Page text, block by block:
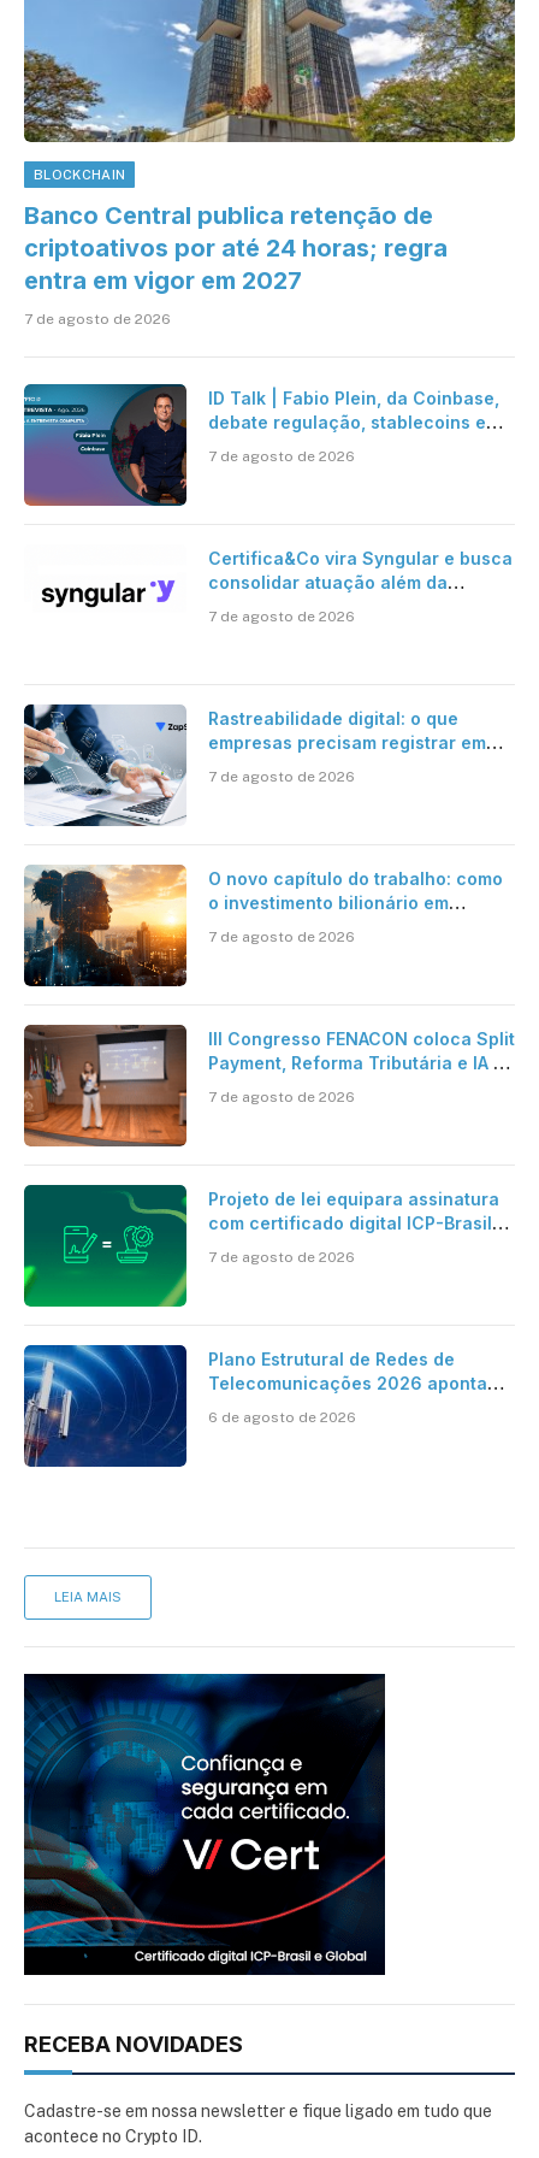
BLOCKCHAIN
Banco Central publica retenção de
criptoativos por até 24 horas; regra
entra em vigor em 2027
7 de agosto de 2026
ID Talk | Fabio Plein, da Coinbase,
debate regulação, stablecoins e
7 de agosto de 2026
Certifica&Co vira Syngular e busca
consolidar atuação além da
7 de agosto de 2026
Rastreabilidade digital: o que
empresas precisam registrar em
7 de agosto de 2026
O novo capítulo do trabalho: como
o investimento bilionário em
verdadeira era da inteligência
7 de agosto de 2026
III Congresso FENACON coloca Split
Payment, Reforma Tributária e IA no
7 de agosto de 2026
Projeto de lei equipara assinatura
com certificado digital ICP-Brasil
cartório
7 de agosto de 2026
Plano Estrutural de Redes de
Telecomunicações 2026 aponta
mantém desafio
6 de agosto de 2026
LEIA MAIS
RECEBA NOVIDADES
Cadastre-se em nossa newsletter e fique ligado em tudo que
acontece no Crypto ID.